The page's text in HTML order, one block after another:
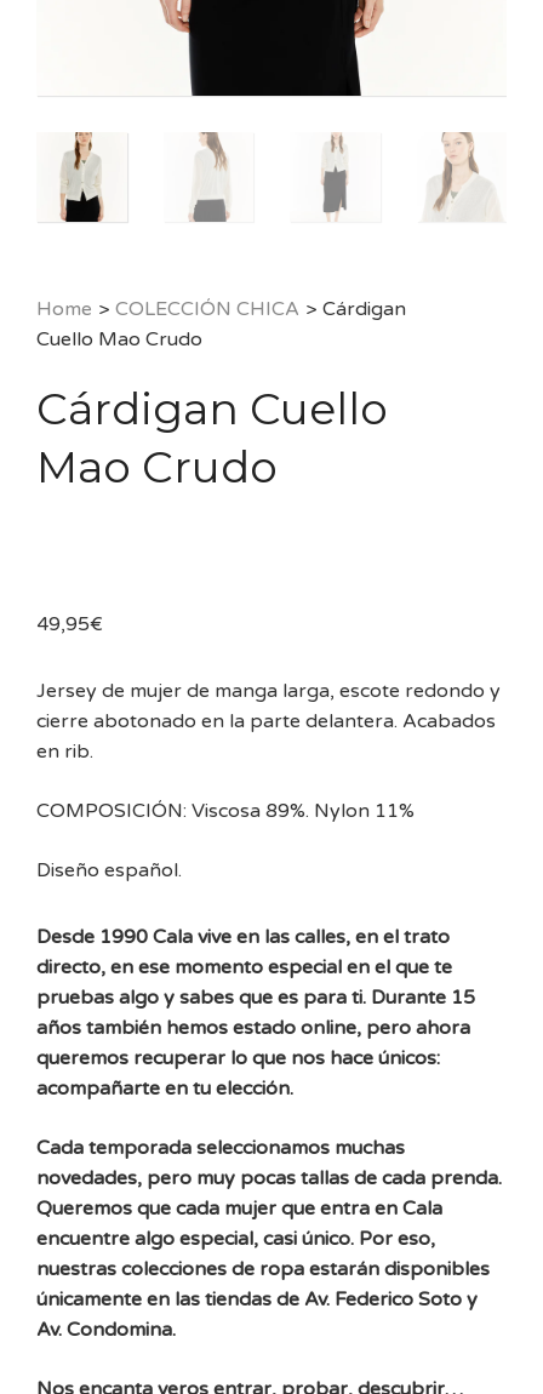
Home > COLECCIÓN CHICA > Cárdigan
Cuello Mao Crudo
Cárdigan Cuello
Mao Crudo
49,95€
Jersey de mujer de manga larga, escote redondo y
cierre abotonado en la parte delantera. Acabados
en rib.
COMPOSICIÓN: Viscosa 89%. Nylon 11%
Diseño español.
Desde 1990 Cala vive en las calles, en el trato
directo, en ese momento especial en el que te
pruebas algo y sabes que es para ti. Durante 15
años también hemos estado online, pero ahora
queremos recuperar lo que nos hace únicos:
acompañarte en tu elección.
Cada temporada seleccionamos muchas
novedades, pero muy pocas tallas de cada prenda.
Queremos que cada mujer que entra en Cala
encuentre algo especial, casi único. Por eso,
nuestras colecciones de ropa estarán disponibles
únicamente en las tiendas de Av. Federico Soto y
Av. Condomina.